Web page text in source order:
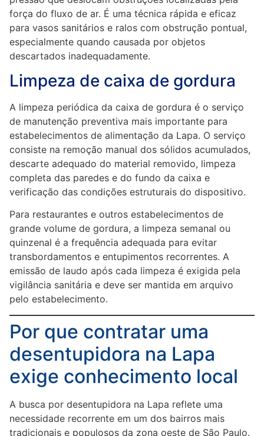
força do fluxo de ar. É uma técnica rápida e eficaz
para vasos sanitários e ralos com obstrução pontual,
especialmente quando causada por objetos
descartados inadequadamente.
Limpeza de caixa de gordura
A limpeza periódica da caixa de gordura é o serviço
de manutenção preventiva mais importante para
estabelecimentos de alimentação da Lapa. O serviço
consiste na remoção manual dos sólidos acumulados,
descarte adequado do material removido, limpeza
completa das paredes e do fundo da caixa e
verificação das condições estruturais do dispositivo.
Para restaurantes e outros estabelecimentos de
grande volume de gordura, a limpeza semanal ou
quinzenal é a frequência adequada para evitar
transbordamentos e entupimentos recorrentes. A
emissão de laudo após cada limpeza é exigida pela
vigilância sanitária e deve ser mantida em arquivo
pelo estabelecimento.
Por que contratar uma
desentupidora na Lapa
exige conhecimento local
A busca por desentupidora na Lapa reflete uma
necessidade recorrente em um dos bairros mais
tradicionais e populosos da zona oeste de São Paulo.